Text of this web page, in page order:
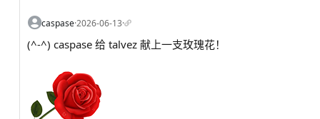
caspase·2026-06-13·
(^-^) caspase 给 talvez 献上一支玫瑰花！